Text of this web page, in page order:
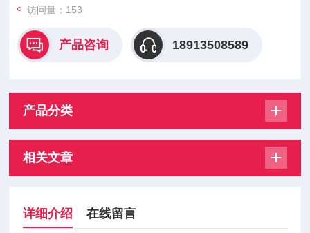
访问量：153
产品咨询 18913508589
产品分类
相关文章
详细介绍 在线留言